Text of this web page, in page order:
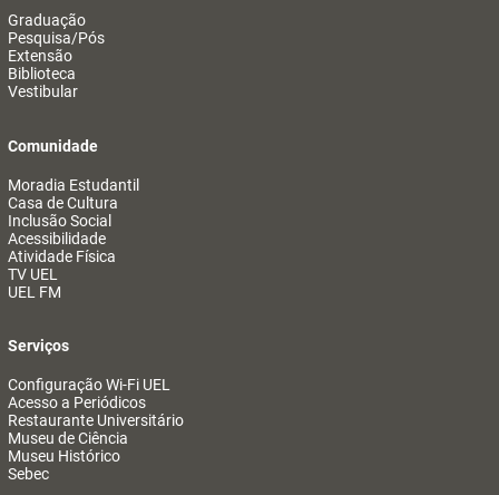
Graduação
Pesquisa/Pós
Extensão
Biblioteca
Vestibular
Comunidade
Moradia Estudantil
Casa de Cultura
Inclusão Social
Acessibilidade
Atividade Física
TV UEL
UEL FM
Serviços
Configuração Wi-Fi UEL
Acesso a Periódicos
Restaurante Universitário
Museu de Ciência
Museu Histórico
Sebec